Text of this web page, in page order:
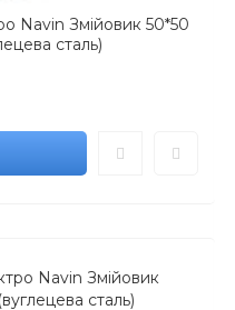
Navin Змійовик 50*50
сталь)